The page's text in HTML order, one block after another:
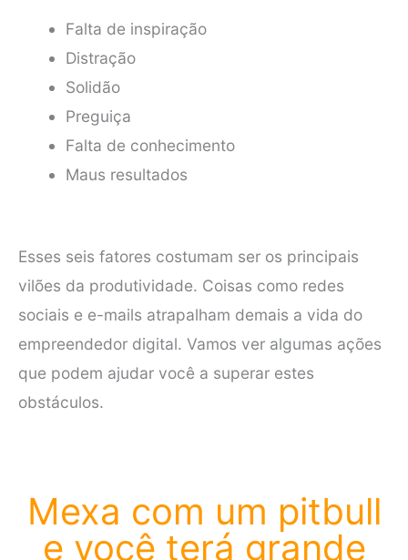
Falta de inspiração
Distração
Solidão
Preguiça
Falta de conhecimento
Maus resultados
Esses seis fatores costumam ser os principais
vilões da produtividade. Coisas como redes
sociais e e-mails atrapalham demais a vida do
empreendedor digital. Vamos ver algumas ações
que podem ajudar você a superar estes
obstáculos.
Mexa com um pitbull
e você terá grande